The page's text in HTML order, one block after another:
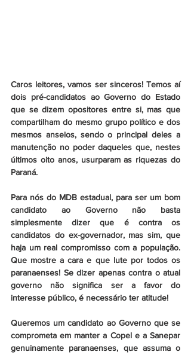
Caros leitores, vamos ser sinceros! Temos aí
dois pré-candidatos ao Governo do Estado
que se dizem opositores entre si, mas que
compartilham do mesmo grupo político e dos
mesmos anseios, sendo o principal deles a
manutenção no poder daqueles que, nestes
últimos oito anos, usurparam as riquezas do
Paraná.
Para nós do MDB estadual, para ser um bom
candidato ao Governo não basta
simplesmente dizer que é contra os
candidatos do ex-governador, mas sim, que
haja um real compromisso com a população.
Que mostre a cara e que lute por todos os
paranaenses! Se dizer apenas contra o atual
governo não significa ser a favor do
interesse público, é necessário ter atitude!
Queremos um candidato ao Governo que se
comprometa em manter a Copel e a Sanepar
genuinamente paranaenses, que assuma o